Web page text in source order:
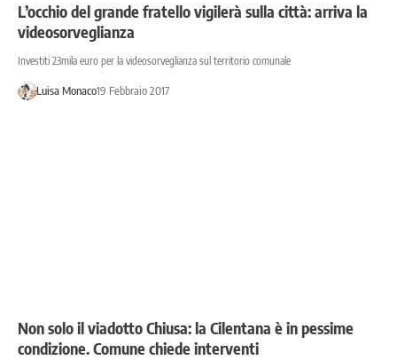
L’occhio del grande fratello vigilerà sulla città: arriva la
videosorveglianza
Investiti 23mila euro per la videosorveglianza sul territorio comunale
Luisa Monaco19 Febbraio 2017
Non solo il viadotto Chiusa: la Cilentana è in pessime
condizione. Comune chiede interventi